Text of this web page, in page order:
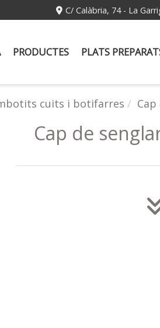
C/ Calàbria, 74 - La
PRODUCTES PLATS
cuits i botifarres
Cap de